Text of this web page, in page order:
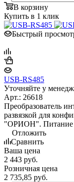
В корзину
Купить в 1 клик
Быстрый
USB-RS485
Уточняйте у
Арт.: 26618
Преобразователь
развязкой для
"ОРИОН". Питание
Отложить
Сравнить
Ваша цена
2 443 руб.
Розничная цена
2 735,85 руб.